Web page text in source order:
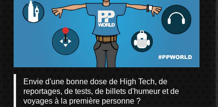
Envie d'une bonne dose de High Tech, de
reportages, de tests, de billets d'humeur et de
voyages à la première personne ?